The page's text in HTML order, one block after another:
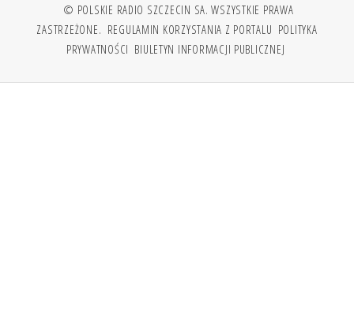
© POLSKIE RADIO SZCZECIN SA. WSZYSTKIE PRAWA
ZASTRZEŻONE. REGULAMIN KORZYSTANIA Z PORTALU POLITYKA
PRYWATNOŚCI BIULETYN INFORMACJI PUBLICZNEJ